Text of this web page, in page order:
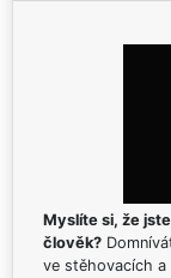
Myslíte si, že
člověk?
ve stěhovacích a